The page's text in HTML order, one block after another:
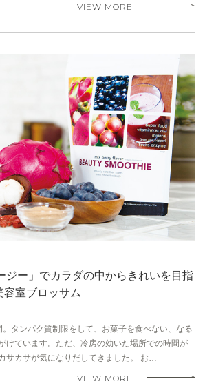
VIEW MORE
ジー」でカラダの中からきれいを目指
容室ブロッサム
タンパク質制限をして、お菓子を食べない、なる
けています。ただ、冷房の効いた場所での時間が
サカサが気になりだしてきました。 お…
VIEW MORE